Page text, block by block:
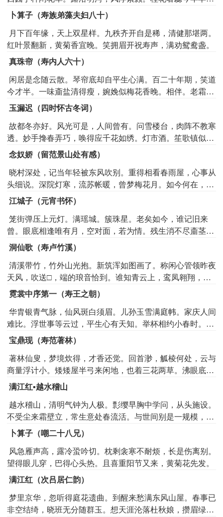
佳占端的在孙枝，明年寿席唲呕笑。
卜算子（寿族弟藻夫妇八十）
月下百年缘，天上双星样。九秩齐开自是稀，清健那堪两。
红叶景翻新，黄菊香宜晚。笑拥眉开祝寿声，满劝鸳鸯盏。
真珠帘（寿内人六十）
闲居是念随云散。琴帘底却自平生心满。百二十年期，笑道
今才半。一味齑盐清得瘦，婉娩似梅花香晚。相伴。老霜松
宁耐，溪山寒惯。探借十日前春，小杯盘也做寿筵模范。绕
燕。双健。任旁人播尽，风流眉案。
玉漏迟（四时怀古冬词）
故都冬亦好。风光可是，人间曾有。问雪楼台，肉阵不教寒
透。妙手搀春弄巧，唤得应千花如绣。灯市酒。笙歌镇似，
元宵时候。见说是时事都新，但破冻潮声，去来依旧。老梦
自瘦。霜雪可能僝僽。
念奴娇（留范景山处有感）
晓村深处，记当年轻被东风吹别。重得相看春雨屋，心事从
头细说。深院灯寒，流苏帐暖，曾梦梅花月。如今何在，消
凝分付啼鴂。亭馆飞入腥烟，残香惟有，数朵酴醾雪。旧燕
中活。可人兰玉，风光还有时节。
江城子（元宵书怀）
笼街弹压上元灯。满瑶城。簇珠星。老矣如今，谁记旧来
曾。眼底相逢唯有月，空对面，若为情。残生消不尽齑茎。
瘦棱棱。困腾腾。扶起眉间，杯酒酹寒檠。也为风光陪一
洞仙歌（寿卢竹溪）
清溪带竹，竹外山光抱。新筑浑如图画了。称闲心管领昨夜
天风，吹送□，端的琅音恰到。谁知青云上，鸾凤翱翔，曾
把功名试多少。到如今梦觉，佩著飞霞，浑家问玉芝瑶草。
霓裳中序第一（寿王之朝）
华胄银青气脉，仙风斑白须眉。儿孙玉雪满庭帏。家庆人间
难比。浮世事等云过，平生心有天知。举杯相约小春时。岁
岁梅花里醉。
宝鼎现（寿范著林）
著林仙叟，梦境炊得，才香还觉。回首渺，觚棱何处，云与
商量浮计小。矮矮屋半弓来闲地，也着三花两草。沸眼底鞭
风笠雨，不满茶边一笑。寿骨奇耸神清峭。散人装游戏尘
调，眉里相看耐老。更绿草孙枝可意，谱得家传较早。争指
画额儿儿，欢祝处荷薰吹晓。记兰汤初试，当日风光又到。
拚醵饮任金樽倒。醉把羲娥傲。算万事都是空花，雪柏霜松
满江红▪越水稽山
越水稽山，清明气钟为人极。彯缨早胸中学问，从头施设。
不受尘来霜壁立，常生意处春流活。与世间别是一规模，师
夔契。仙岛上，分风月。苍梧下，怀冰雪。更双亲犹是，朱
层霄，朝金阙。
卜算子（嘲二十八兄）
风急雁声高，露冷蛩吟切。枕剩衾寒不耐烦，长是伤离别。
望得眼儿穿，巴得心头热。且喜重阳节又来，黄菊花先发。
满江红（次吕居仁韵）
梦里京华，忽听得庭花遗曲。到醒来愁满东风山屋。春事已
非空结绮，晓班无分随群玉。想天涯沦落杜秋娘，攒眉绿。